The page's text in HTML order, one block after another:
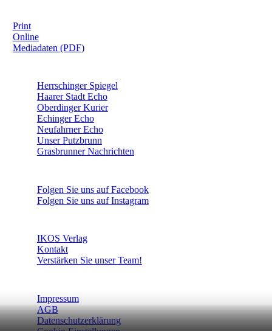
Print
Online
Mediadaten (PDF)
Herrschinger Spiegel
Haarer Stadt Echo
Oberdinger Kurier
Echinger Echo
Neufahrner Echo
Unser Putzbrunn
Grasbrunner Nachrichten
Folgen Sie uns auf Facebook
Folgen Sie uns auf Instagram
IKOS Verlag
Kontakt
Verstärken Sie unser Team!
Impressum
AGB
Datenschutzerklärung